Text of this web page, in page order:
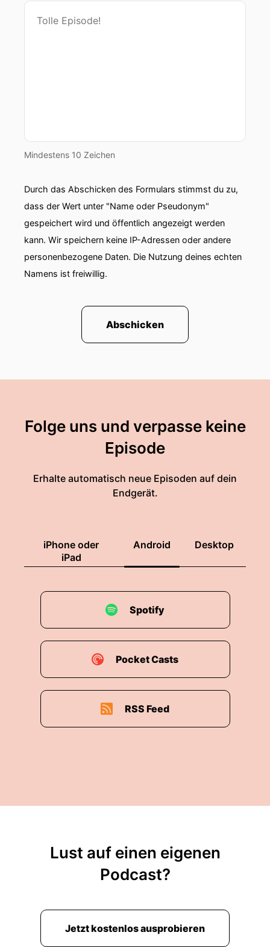
Mindestens 10 Zeichen
Durch das Abschicken des Formulars stimmst du zu,
dass der Wert unter "Name oder Pseudonym"
gespeichert wird und öffentlich angezeigt werden
kann. Wir speichern keine IP-Adressen oder andere
personenbezogene Daten. Die Nutzung deines echten
Namens ist freiwillig.
Abschicken
Folge uns und verpasse keine
Episode
Erhalte automatisch neue Episoden auf dein
Endgerät.
iPhone oder
iPad
Android Desktop
Spotify
Pocket Casts
RSS Feed
Lust auf einen eigenen
Podcast?
Jetzt kostenlos ausprobieren